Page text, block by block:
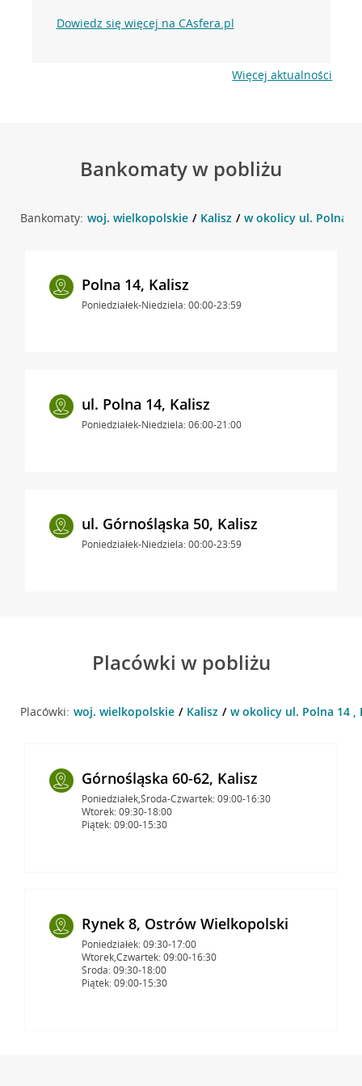
Dowiedz się więcej na CAsfera.pl
Więcej aktualności
Bankomaty w pobliżu
Bankomaty: woj. wielkopolskie Kalisz w okolicy ul. Polna
Polna 14, Kalisz
Poniedziałek-Niedziela: 00:00-23:59
ul. Polna 14, Kalisz
Poniedziałek-Niedziela: 06:00-21:00
ul. Górnośląska 50, Kalisz
Poniedziałek-Niedziela: 00:00-23:59
Placówki w pobliżu
Placówki: woj. wielkopolskie Kalisz w okolicy ul. Polna 14 ,
Górnośląska 60-62, Kalisz
Poniedziałek,Środa-Czwartek: 09:00-16:30
Wtorek: 09:30-18:00
Piątek: 09:00-15:30
Rynek 8, Ostrów Wielkopolski
Poniedziałek: 09:30-17:00
Wtorek,Czwartek: 09:00-16:30
Środa: 09:30-18:00
Piątek: 09:00-15:30